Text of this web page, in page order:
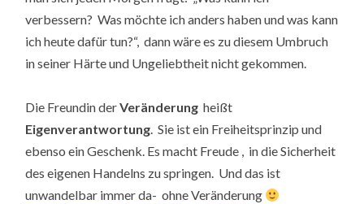
verbessern? Was möchte ich anders haben und was kann
ich heute dafür tun?“, dann wäre es zu diesem Umbruch
in seiner Härte und Ungeliebtheit nicht gekommen.
Die Freundin derVeränderung heißt
Eigenverantwortung. Sie ist ein Freiheitsprinzip und
ebenso ein Geschenk. Es macht Freude , in die Sicherheit
des eigenen Handelns zu springen. Und das ist
unwandelbar immer da- ohne Veränderung